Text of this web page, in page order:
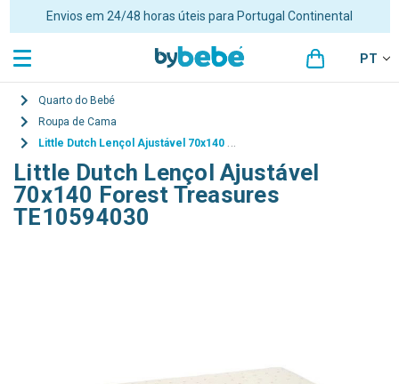
Envios em 24/48 horas úteis para Portugal Continental
PT
Quarto do Bebé
Roupa de Cama
Little Dutch Lençol Ajustável 70x140 Forest Treasures TE10594030
Little Dutch Lençol Ajustável
70x140 Forest Treasures
TE10594030